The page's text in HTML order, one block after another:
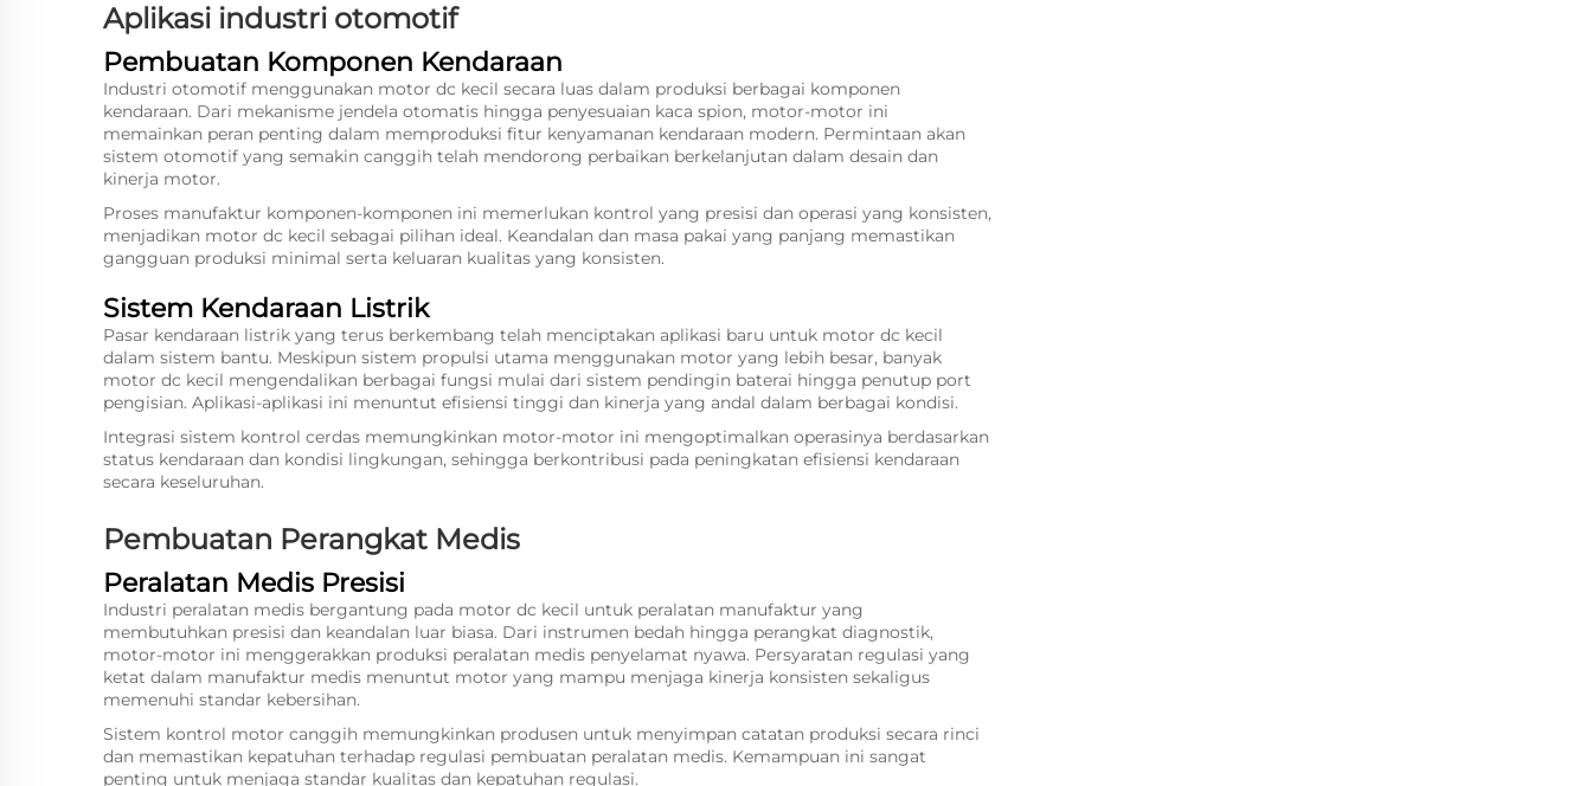
Aplikasi industri otomotif
Pembuatan Komponen Kendaraan
Industri otomotif menggunakan motor dc kecil secara luas dalam produksi berbagai komponen
kendaraan. Dari mekanisme jendela otomatis hingga penyesuaian kaca spion, motor-motor ini
memainkan peran penting dalam memproduksi fitur kenyamanan kendaraan modern. Permintaan akan
sistem otomotif yang semakin canggih telah mendorong perbaikan berkelanjutan dalam desain dan
kinerja motor.
Proses manufaktur komponen-komponen ini memerlukan kontrol yang presisi dan operasi yang konsisten,
menjadikan motor dc kecil sebagai pilihan ideal. Keandalan dan masa pakai yang panjang memastikan
gangguan produksi minimal serta keluaran kualitas yang konsisten.
Sistem Kendaraan Listrik
Pasar kendaraan listrik yang terus berkembang telah menciptakan aplikasi baru untuk motor dc kecil
dalam sistem bantu. Meskipun sistem propulsi utama menggunakan motor yang lebih besar, banyak
motor dc kecil mengendalikan berbagai fungsi mulai dari sistem pendingin baterai hingga penutup port
pengisian. Aplikasi-aplikasi ini menuntut efisiensi tinggi dan kinerja yang andal dalam berbagai kondisi.
Integrasi sistem kontrol cerdas memungkinkan motor-motor ini mengoptimalkan operasinya berdasarkan
status kendaraan dan kondisi lingkungan, sehingga berkontribusi pada peningkatan efisiensi kendaraan
secara keseluruhan.
Pembuatan Perangkat Medis
Peralatan Medis Presisi
Industri peralatan medis bergantung pada motor dc kecil untuk peralatan manufaktur yang
membutuhkan presisi dan keandalan luar biasa. Dari instrumen bedah hingga perangkat diagnostik,
motor-motor ini menggerakkan produksi peralatan medis penyelamat nyawa. Persyaratan regulasi yang
ketat dalam manufaktur medis menuntut motor yang mampu menjaga kinerja konsisten sekaligus
memenuhi standar kebersihan.
Sistem kontrol motor canggih memungkinkan produsen untuk menyimpan catatan produksi secara rinci
dan memastikan kepatuhan terhadap regulasi pembuatan peralatan medis. Kemampuan ini sangat
penting untuk menjaga standar kualitas dan kepatuhan regulasi.